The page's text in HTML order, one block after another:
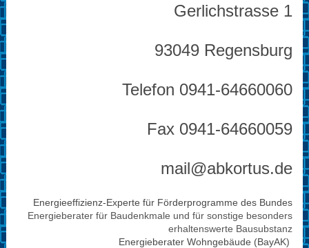
Gerlichstrasse 1
93049 Regensburg
Telefon 0941-64660060
Fax 0941-64660059
mail@abkortus.de
Energieeffizienz-Experte für Förderprogramme des Bundes
Energieberater für Baudenkmale und für sonstige besonders
erhaltenswerte Bausubstanz
Energieberater Wohngebäude (BayAK)